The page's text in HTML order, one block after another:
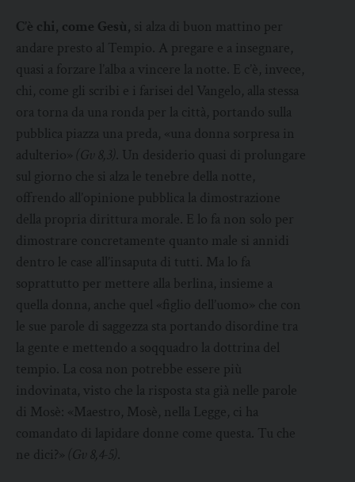
C’è chi, come Gesù, si alza di buon mattino per
andare presto al Tempio. A pregare e a insegnare,
quasi a forzare l’alba a vincere la notte. E c’è, invece,
chi, come gli scribi e i farisei del Vangelo, alla stessa
ora torna da una ronda per la città, portando sulla
pubblica piazza una preda, «una donna sorpresa in
adulterio»
(Gv 8,3)
. Un desiderio quasi di prolungare
sul giorno che si alza le tenebre della notte,
offrendo all’opinione pubblica la dimostrazione
della propria dirittura morale. E lo fa non solo per
dimostrare concretamente quanto male si annidi
dentro le case all’insaputa di tutti. Ma lo fa
soprattutto per mettere alla berlina, insieme a
quella donna, anche quel «figlio dell’uomo» che con
le sue parole di saggezza sta portando disordine tra
la gente e mettendo a soqquadro la dottrina del
tempio. La cosa non potrebbe essere più
indovinata, visto che la risposta sta già nelle parole
di Mosè: «Maestro, Mosè, nella Legge, ci ha
comandato di lapidare donne come questa. Tu che
ne dici?»
(Gv 8,4-5)